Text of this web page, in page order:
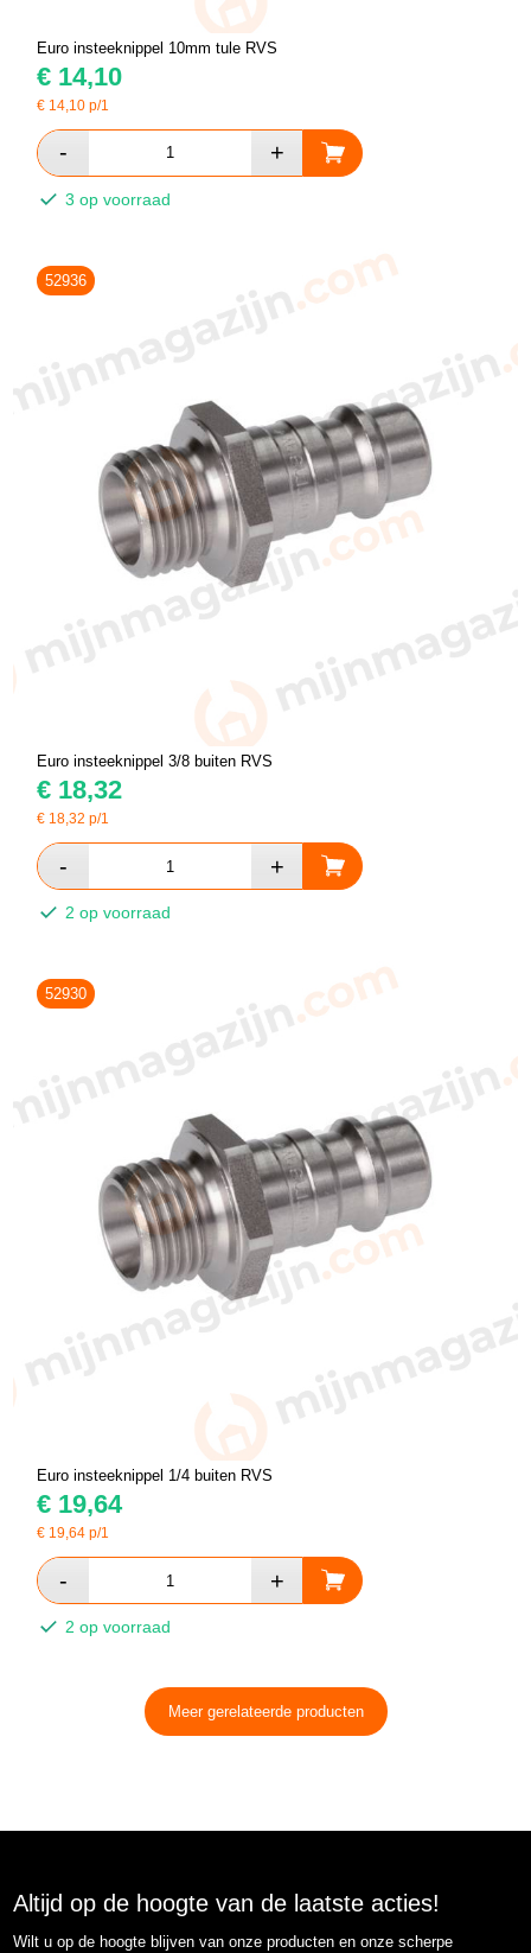
Euro insteeknippel 10mm tule RVS
€ 14,10
€ 14,10 p/1
3 op voorraad
52936
Euro insteeknippel 3/8 buiten RVS
€ 18,32
€ 18,32 p/1
2 op voorraad
52930
Euro insteeknippel 1/4 buiten RVS
€ 19,64
€ 19,64 p/1
2 op voorraad
Meer gerelateerde producten
Altijd op de hoogte van de laatste acties!
Wilt u op de hoogte blijven van onze producten en onze scherpe